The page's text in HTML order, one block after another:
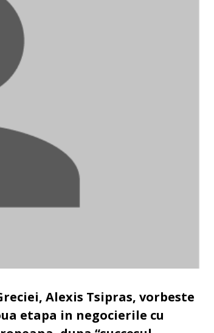
Alexis Tsipras, vorbeste
etapa in negocierile cu